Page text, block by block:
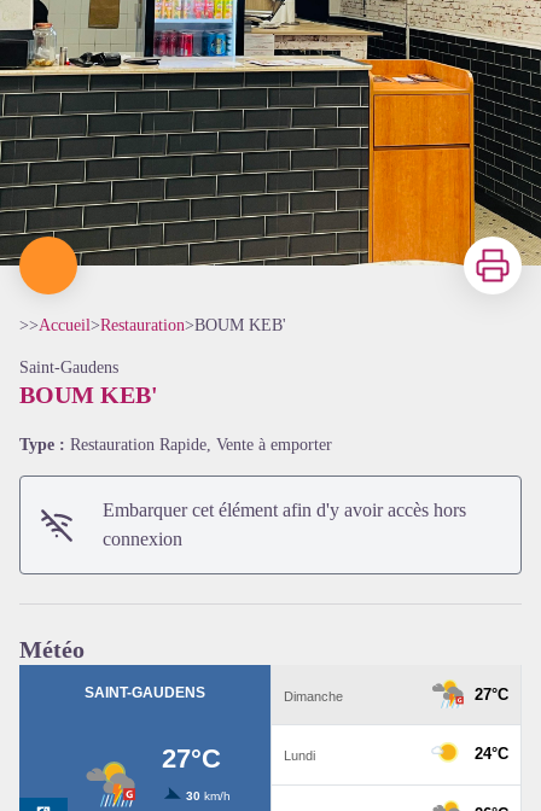
Imprimer
>>Accueil>Restauration>BOUM KEB'
Saint-Gaudens
BOUM KEB'
Type : Restauration Rapide, Vente à emporter
Embarquer cet élément afin d'y avoir accès hors
connexion
Météo